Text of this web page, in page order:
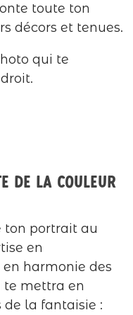
toute ton
décors et tenues.
qui te
de la couleur
ton portrait au
en
en harmonie des
te mettra en
de la fantaisie :